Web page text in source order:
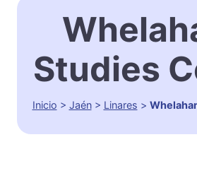
Studies
Inicio > Jaén> Linares >